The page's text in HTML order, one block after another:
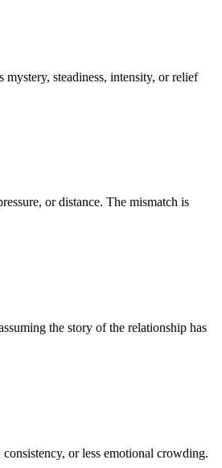
steadiness, intensity, or relief
or distance. The mismatch is
the story of the relationship has
or less emotional crowding.